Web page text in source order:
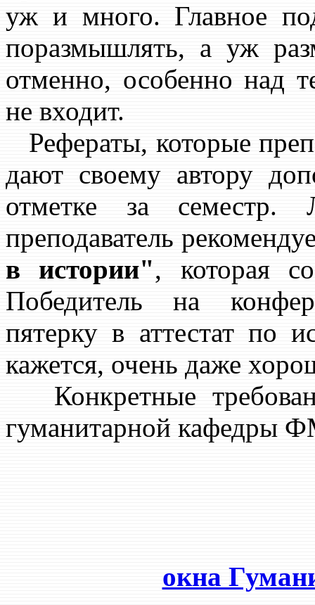
уж и много. Главное
поразмышлять, а уж
отменно, особенно над
не входит.
Рефераты, которые
дают своему автору
отметке за семестр.
преподаватель
в истории", которая
Победитель на
пятерку в аттестат по
кажется, очень даже
Конкретные
гуманитарной кафедры
окна